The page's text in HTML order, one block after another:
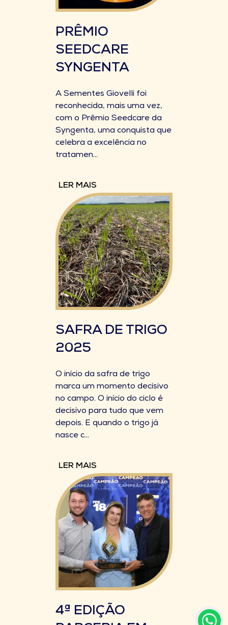
PRÊMIO
SEEDCARE
SYNGENTA
A Sementes Giovelli foi
reconhecida, mais uma vez,
com o Prêmio Seedcare da
Syngenta, uma conquista que
celebra a excelência no
tratamen...
LER MAIS
SAFRA DE TRIGO
2025
O início da safra de trigo
marca um momento decisivo
no campo. O início do ciclo é
decisivo para tudo que vem
depois. E quando o trigo já
nasce c...
LER MAIS
4ª EDIÇÃO